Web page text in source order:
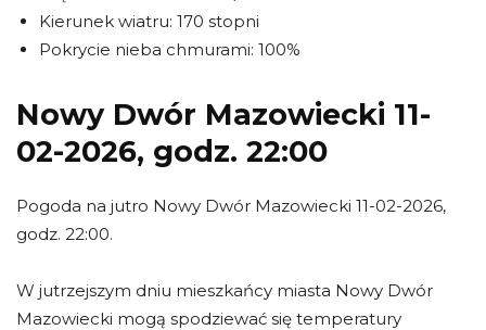
Kierunek wiatru: 170 stopni
Pokrycie nieba chmurami: 100%
Nowy Dwór Mazowiecki 11-
02-2026, godz. 22:00
Pogoda na jutro Nowy Dwór Mazowiecki 11-02-2026,
godz. 22:00.
W jutrzejszym dniu mieszkańcy miasta Nowy Dwór
Mazowiecki mogą spodziewać się temperatury